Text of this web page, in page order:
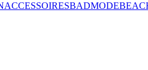
ACCESSOIRESBADMODE